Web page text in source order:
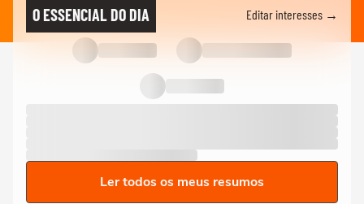
O ESSENCIAL DO DIA Editar interesses →
Ler todos os meus resumos